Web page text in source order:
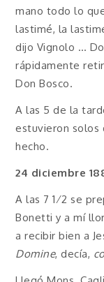
mano todo lo
lastimé, la
dijo Vignolo …
rápidamente
Don Bosco.
A las 5 de la
estuvieron solos
hecho.
24 diciembre
A las 7 1⁄2 se
Bonetti y a mí
a recibir bien a
Domine, decía,